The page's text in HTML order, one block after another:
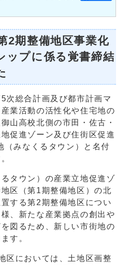
2期整備地区事業化
ップに係る覚書締結
総合計画及び都市計画マ
業活動の活性化や住宅地の
山高校北側の市田・佐古・
促進ゾーン及び住街区促進
（みなくるタウン）と名付
タウン）の産業立地促進ゾ
区（第1期整備地区）の北
する第2期整備地区につい
、新たな産業拠点の創出や
図るため、新しい市街地の
す。
区においては、土地区画整